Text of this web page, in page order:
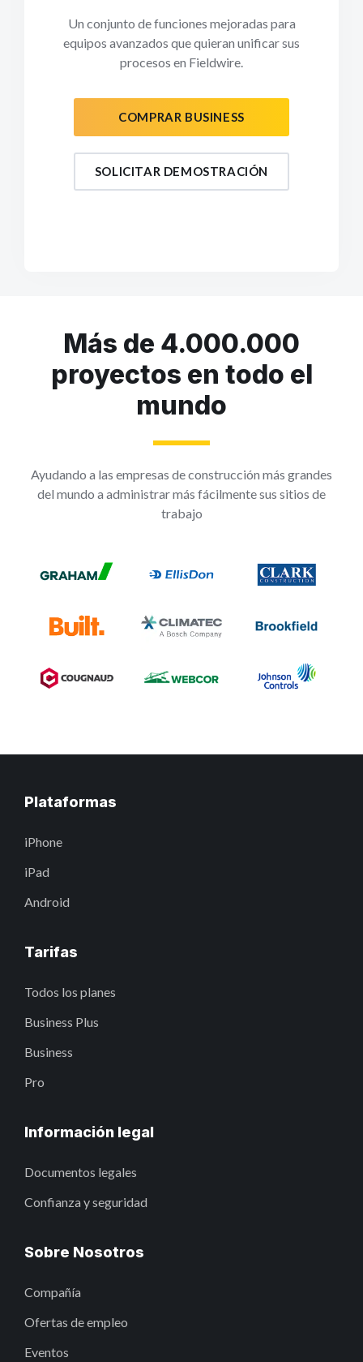
Un conjunto de funciones mejoradas para
equipos avanzados que quieran unificar sus
procesos en Fieldwire.
COMPRAR BUSINESS
SOLICITAR DEMOSTRACIÓN
Más de 4.000.000
proyectos en todo el
mundo
Ayudando a las empresas de construcción más grandes
del mundo a administrar más fácilmente sus sitios de
trabajo
Plataformas
iPhone
iPad
Android
Tarifas
Todos los planes
Business Plus
Business
Pro
Información legal
Documentos legales
Confianza y seguridad
Sobre Nosotros
Compañía
Ofertas de empleo
Eventos